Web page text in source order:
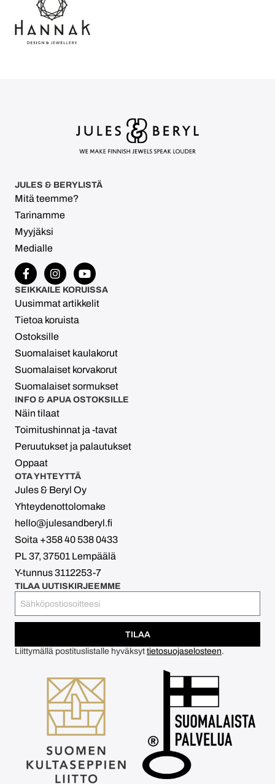
JULES & BERYLISTÄ
Mitä teemme?
Tarinamme
Myyjäksi
Medialle
SEIKKAILE KORUISSA
Uusimmat artikkelit
Tietoa koruista
Ostoksille
Suomalaiset kaulakorut
Suomalaiset korvakorut
Suomalaiset sormukset
INFO & APUA OSTOKSILLE
Näin tilaat
Toimitushinnat ja -tavat
Peruutukset ja palautukset
Oppaat
OTA YHTEYTTÄ
Jules & Beryl Oy
Yhteydenottolomake
hello@julesandberyl.fi
Soita +358 40 538 0433
PL 37, 37501 Lempäälä
Y-tunnus 3112253-7
TILAA UUTISKIRJEEMME
TILAA
Liittymällä postituslistalle hyväksyt tietosuojaselosteen.